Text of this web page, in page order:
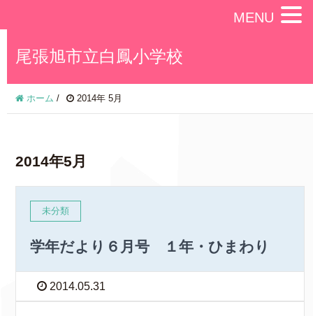
尾張旭市立白鳳小学校
ホーム / 2014年 5月
2014年5月
未分類
学年だより６月号 １年・ひまわり
2014.05.31
MENU